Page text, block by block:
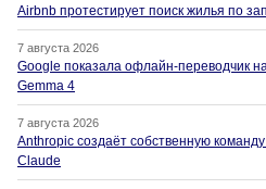
Airbnb протестирует поиск жилья по
7 августа 2026
Google показала офлайн-переводчик
Gemma 4
7 августа 2026
Anthropic создаёт собственную
Claude